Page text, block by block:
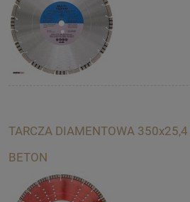
TARCZA DIAMENTOWA
BETON